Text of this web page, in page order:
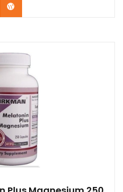
Kup Teraz